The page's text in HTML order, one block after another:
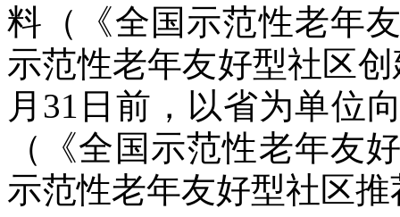
料（《全国示范性老年
示范性老年友好型社区
月31日前，以省为单位
（《全国示范性老年友
示范性老年友好型社区